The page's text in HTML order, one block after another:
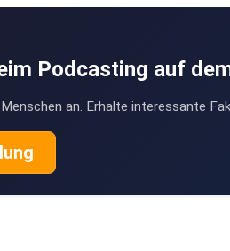
Podcasting auf
an. Erhalte interessante